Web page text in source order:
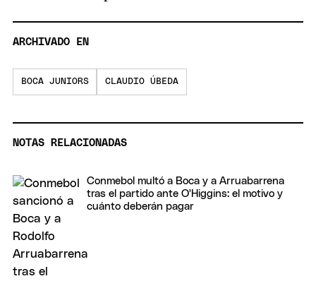
ARCHIVADO EN
BOCA JUNIORS CLAUDIO ÚBEDA
NOTAS RELACIONADAS
Conmebol multó a Boca y a Arruabarrena
tras el partido ante O'Higgins: el motivo y
cuánto deberán pagar